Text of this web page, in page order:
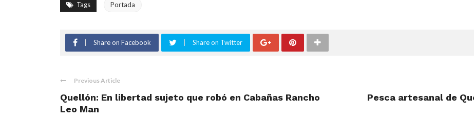
Tags Portada
Share on Facebook Share on Twitter
Previous Article
Quellón: En libertad sujeto que robó en Cabañas Rancho
Leo Man
Pesca artesanal de